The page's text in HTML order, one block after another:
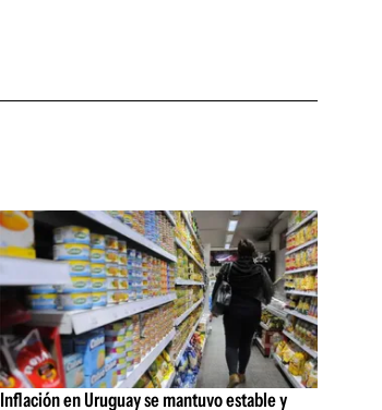
Inflación en Uruguay se mantuvo estable y